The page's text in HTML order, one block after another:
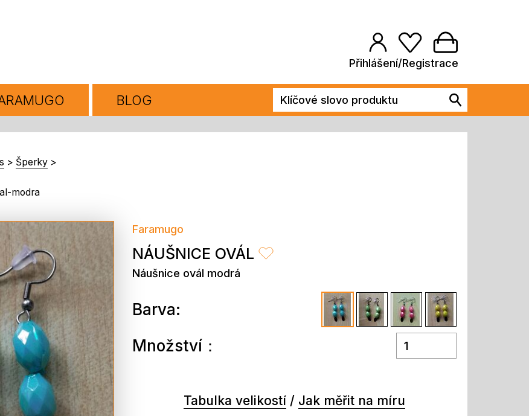
Přihlášení/Registrace
BLOG
> Šperky >
modra
Faramugo
NÁUŠNICE OVÁL
Náušnice ovál modrá
Barva:
Množství：
Tabulka velikostí / Jak měřit na míru